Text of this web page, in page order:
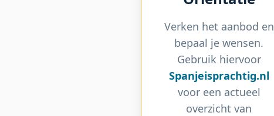
Verken het aanbod en
bepaal je wensen.
Gebruik hiervoor
Spanjeisprachtig.nl
voor een actueel
overzicht van